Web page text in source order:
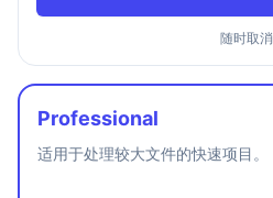
随时取消
Professional
适用于处理较大文件的快速项目。